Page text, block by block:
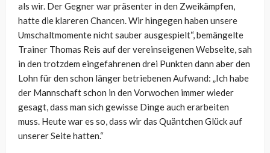
als wir. Der Gegner war präsenter in den Zweikämpfen,
hatte die klareren Chancen. Wir hingegen haben unsere
Umschaltmomente nicht sauber ausgespielt“, bemängelte
Trainer Thomas Reis auf der vereinseigenen Webseite, sah
in den trotzdem eingefahrenen drei Punkten dann aber den
Lohn für den schon länger betriebenen Aufwand: „Ich habe
der Mannschaft schon in den Vorwochen immer wieder
gesagt, dass man sich gewisse Dinge auch erarbeiten
muss. Heute war es so, dass wir das Quäntchen Glück auf
unserer Seite hatten.“